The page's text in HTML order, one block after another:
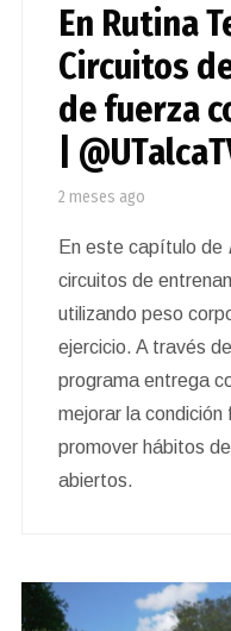
En Rutina
Circuitos
de fuerza
|
2 meses ago
En este capítulo de
circuitos de
utilizando peso
ejercicio. A través
programa entrega
mejorar la
promover hábitos
abiertos.